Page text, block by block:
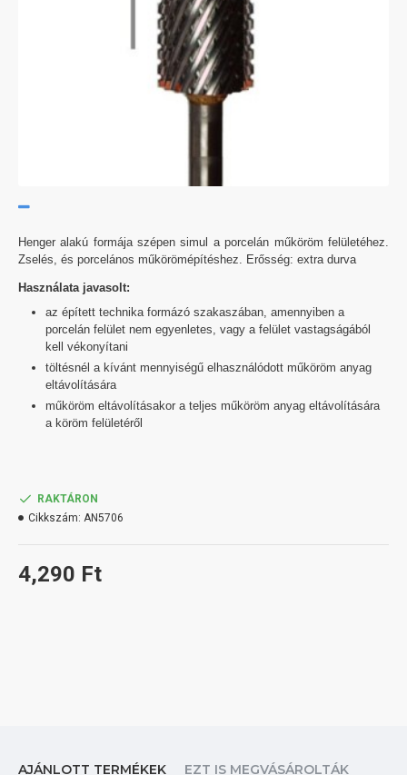
Henger alakú formája szépen simul a porcelán műköröm felületéhez.
Zselés, és porcelános műkörömépítéshez. Erősség: extra durva
Használata javasolt:
az épített technika formázó szakaszában, amennyiben a
porcelán felület nem egyenletes, vagy a felület vastagságából
kell vékonyítani
töltésnél a kívánt mennyiségű elhasználódott műköröm anyag
eltávolítására
műköröm eltávolításakor a teljes műköröm anyag eltávolítására
a köröm felületéről
4,290 Ft
RAKTÁRON
Cikkszám: AN5706
AJÁNLOTT TERMÉKEK EZT IS MEGVÁSÁROLTÁK